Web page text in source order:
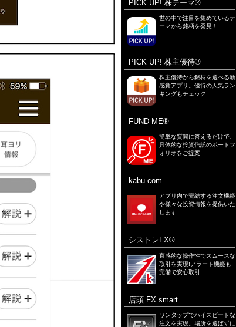
PICK UP! 株テーマ®
世の中で注目を集めているテ
ーマから銘柄を発見！
PICK UP! 株主優待®
株主優待から銘柄を選べる新
感覚アプリ。優待の人気ラン
キングもチェック
FUND ME®
簡単な質問に答えるだけで、
具体的な投資信託のポートフ
ォリオをご提案
kabu.com
アプリ内で完結する注文機能
や様々な投資情報を提供いた
します
シストレFX®
直感的な操作性でスムースな
取引を実現!アラート機能も
完備で安心取引
店頭 FX smart
ワンタップでハイスピードな
注文を実現。場所を選ばずに